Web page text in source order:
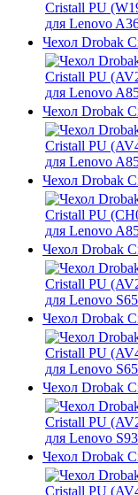
Чехол Drobak
Чехол Drobak
Чехол Drobak
Чехол Drobak
Чехол Drobak
Чехол Drobak
Чехол Drobak